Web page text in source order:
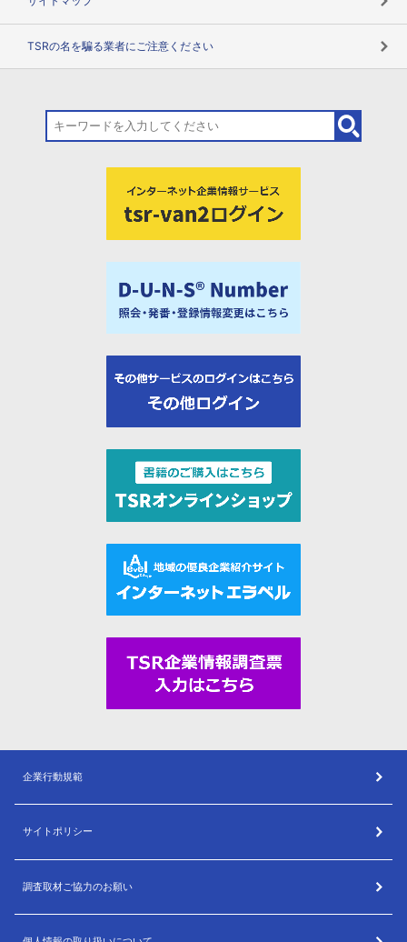
TSRの名を騙る業者にご注意ください
企業行動規範
サイトポリシー
調査取材ご協力のお願い